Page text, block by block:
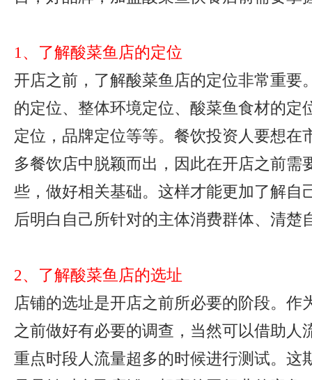
1、了解酸菜鱼店的定位
开店之前，了解酸菜鱼店的定位非常重要
的定位、整体环境定位、酸菜鱼食材的定
定位，品牌定位等等。餐饮投资人要想在
多餐饮店中脱颖而出，因此在开店之前需
些，做好相关基础。这样才能更加了解自
后明白自己所针对的主体消费群体、清楚
2、了解酸菜鱼店的选址
店铺的选址是开店之前所必要的阶段。作
之前做好有必要的调查，当然可以借助人
重点时段人流量超多的时候进行测试。这